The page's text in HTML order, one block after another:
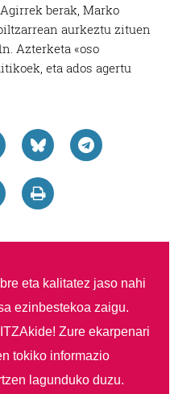
berak, Marko
aurkeztu zituen
Azterketa «oso
eta ados agertu
eta kalitatez jaso nahi
ezinbestekoa zaigu.
Zure ekarpenari
tokiko informazio
lagunduko duzu.